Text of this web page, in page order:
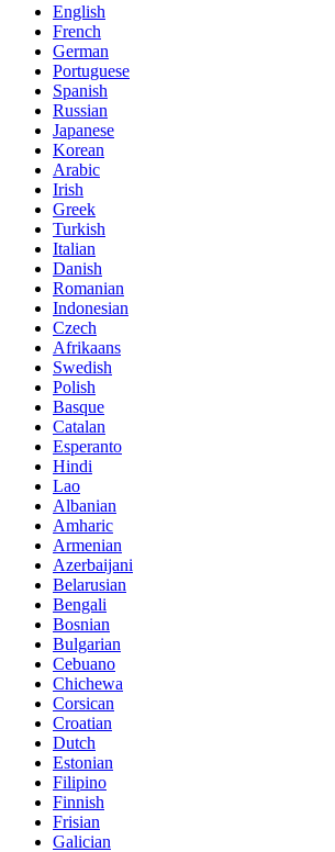
English
French
German
Portuguese
Spanish
Russian
Japanese
Korean
Arabic
Irish
Greek
Turkish
Italian
Danish
Romanian
Indonesian
Czech
Afrikaans
Swedish
Polish
Basque
Catalan
Esperanto
Hindi
Lao
Albanian
Amharic
Armenian
Azerbaijani
Belarusian
Bengali
Bosnian
Bulgarian
Cebuano
Chichewa
Corsican
Croatian
Dutch
Estonian
Filipino
Finnish
Frisian
Galician